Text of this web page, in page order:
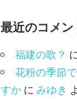
リ
ー
最近のコメン
福建の歌？
花粉の季節
すかにみゆき